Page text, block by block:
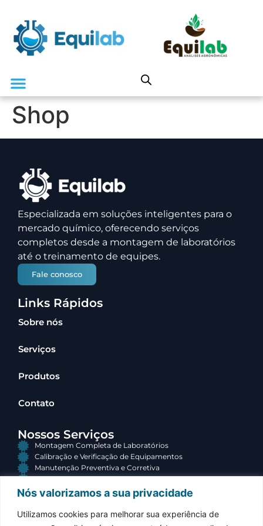
Nós valorizamos a sua privacidade
Utilizamos cookies para melhorar sua experiência de
Shop
Especializada em soluções inteligentes para o
mercado químico, oferecendo serviços
completos desde a montagem de laboratórios
até o treinamento de equipes.
Fale conosco
Links Rápidos
Sobre nós
Serviços
Produtos
Contato
Nossos Serviços
Montagem Completa de Laboratórios
Calibração e Verificação de Equipamentos
Manutenção Preventiva e Corretiva
Consultoria e Terceirização
(34) 3313-3767